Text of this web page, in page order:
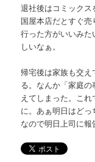
退社後はコミック
国屋本店だとすぐ
行った方がいいみ
しいなぁ。
帰宅後は家族も交
る。なんか「家庭
えてしまった。こ
に。あぁ明日はど
なので明日上司に報